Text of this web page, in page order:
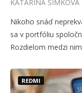
KATARÍNA ŠIMKOVÁ
Nikoho snáď
sa v portfóliu
Rozdielom medzi
REDMI